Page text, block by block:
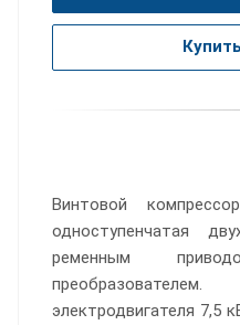
Винтовой
одноступенчатая
ременным
электродвигателя 7,5